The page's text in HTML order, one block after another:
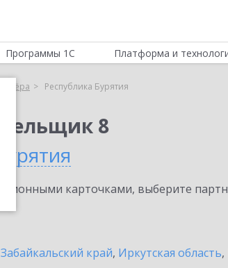
Программы 1С Платформа и
Республика Бурятия
8
карточками, выберите
Забайкальский край, Иркутская область,